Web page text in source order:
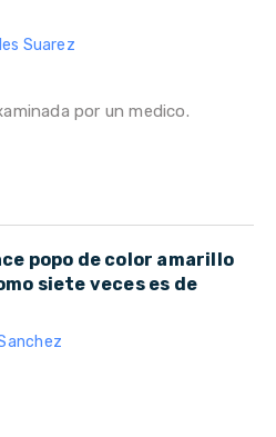
Suarez
por un medico.
popo de color amarillo
siete veces es de